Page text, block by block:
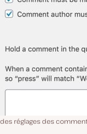
réglages des